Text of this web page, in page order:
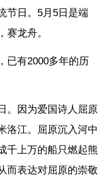
节日。5月5日是端
赛龙舟。
已有2000多年的历
。因为爱国诗人屈原
洛江。屈原沉入河中
千上万的船只燃起熊
而表达对屈原的崇敬